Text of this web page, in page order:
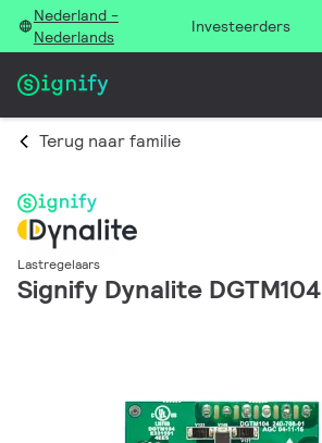
Nederland -
Nederlands
Investeerders
Terug naar familie
Lastregelaars
Signify Dynalite DGTM104